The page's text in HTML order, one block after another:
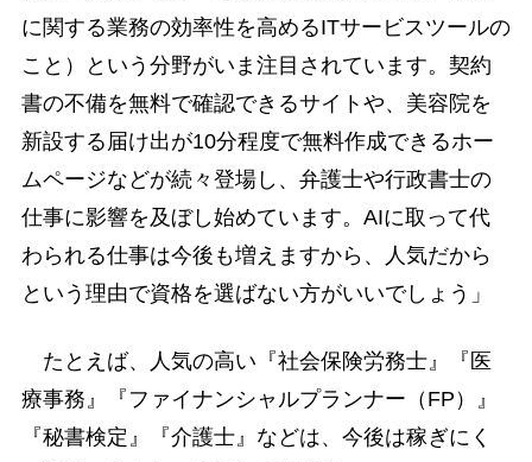
に関する業務の効率性を高めるITサービスツールの
こと）という分野がいま注目されています。契約
書の不備を無料で確認できるサイトや、美容院を
新設する届け出が10分程度で無料作成できるホー
ムページなどが続々登場し、弁護士や行政書士の
仕事に影響を及ぼし始めています。AIに取って代
わられる仕事は今後も増えますから、人気だから
という理由で資格を選ばない方がいいでしょう」
たとえば、人気の高い『社会保険労務士』『医
療事務』『ファイナンシャルプランナー（FP）』
『秘書検定』『介護士』などは、今後は稼ぎにく